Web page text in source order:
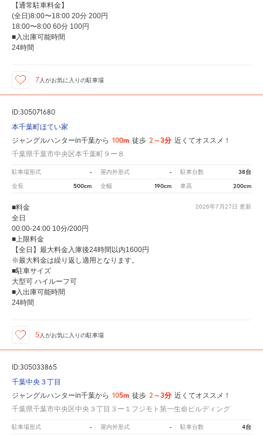
【通常駐車料金】
(全日)8:00〜18:00 20分 200円
18:00〜8:00 60分 100円
■入出庫可能時間
24時間
7 人がお気に入りの駐車場
ID:305071680
本千葉町ほてい家
ジャングルハンターin千葉から 100m 徒歩 2～3分 近くてオススメ！
千葉県千葉市中央区本千葉町９ー８
駐車場形式 - 屋内外形式 - 駐車台数 38台
全長 500cm 全幅 190cm 車高 200cm
2026年7月27日 更新
■料金
全日
00:00-24:00 10分/200円
■上限料金
【全日】最大料金入庫後24時間以内1600円
※最大料金は繰り返し適用となります。
■駐車サイズ
大型可 ハイルーフ可
■入出庫可能時間
24時間
5 人がお気に入りの駐車場
ID:305033865
千葉中央３丁目
ジャングルハンターin千葉から 105m 徒歩 2～3分 近くてオススメ！
千葉県千葉市中央区中央３丁目３ー１フジモト第一生命ビルディング
駐車場形式 - 屋内外形式 - 駐車台数 4台